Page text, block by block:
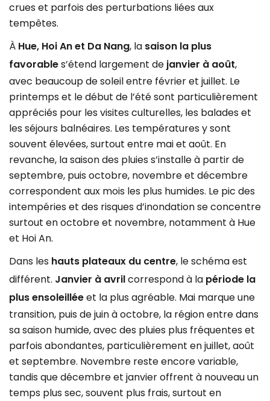
crues et parfois des perturbations liées aux
tempêtes.
À Hue, Hoi An et Da Nang, la saison la plus
favorables’étend largement de janvier à août,
avec beaucoup de soleil entre février et juillet. Le
printemps et le début de l’été sont particulièrement
appréciés pour les visites culturelles, les balades et
les séjours balnéaires. Les températures y sont
souvent élevées, surtout entre mai et août. En
revanche, la saison des pluies s’installe à partir de
septembre, puis octobre, novembre et décembre
correspondent aux mois les plus humides. Le pic des
intempéries et des risques d’inondation se concentre
surtout en octobre et novembre, notamment à Hue
et Hoi An.
Dans les hauts plateaux du centre, le schéma est
différent. Janvier à avrilcorrespond à la période la
plus ensoleilléeet la plus agréable. Mai marque une
transition, puis de juin à octobre, la région entre dans
sa saison humide, avec des pluies plus fréquentes et
parfois abondantes, particulièrement en juillet, août
et septembre. Novembre reste encore variable,
tandis que décembre et janvier offrent à nouveau un
temps plus sec, souvent plus frais, surtout en